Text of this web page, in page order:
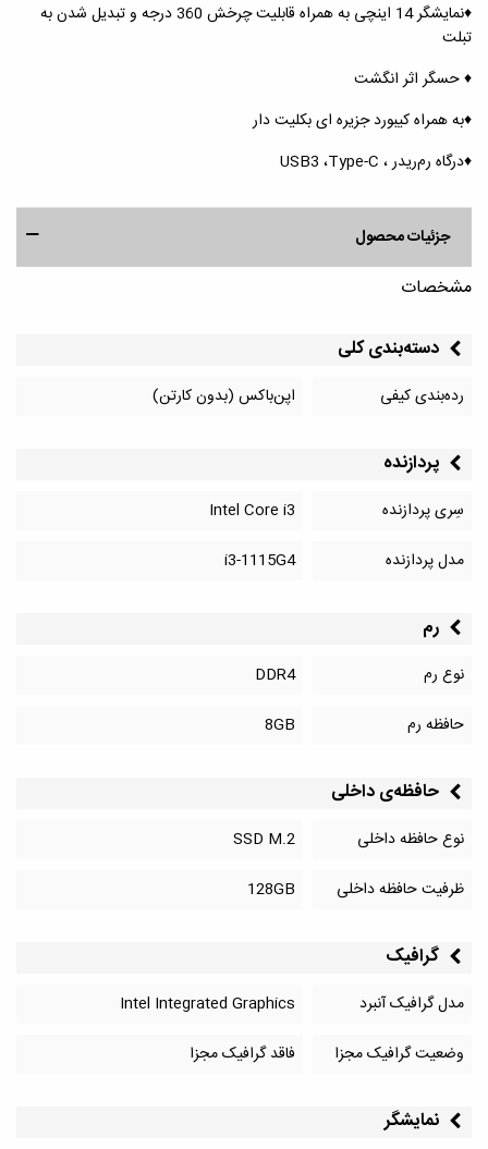
♦️نمایشگر 14 اینچی به همراه قابلیت چرخش 360 درجه و تبدیل شدن به
تبلت
♦️ حسگر اثر انگشت
♦️به همراه کیبورد جزیره ای بکلیت دار
♦️درگاه رم‌ریدر ، USB3 ،Type-C
جزئیات محصول
مشخصات
دسته‌بندی کلی
رده‌بندی کیفی اپن‌باکس (بدون کارتن)
پردازنده
سِری پردازنده
Intel Core i3
مدل پردازنده
i3-1115G4
رم
نوع رم
DDR4
حافظه رم
8GB
حافظه‌‌ی داخلی
نوع حافظه داخلی
SSD M.2
ظرفیت حافظه داخلی
128GB
گرافیک
مدل گرافیک آنبرد
Intel Integrated Graphics
وضعیت گرافیک مجزا
فاقد گرافیک مجزا
نمایشگر